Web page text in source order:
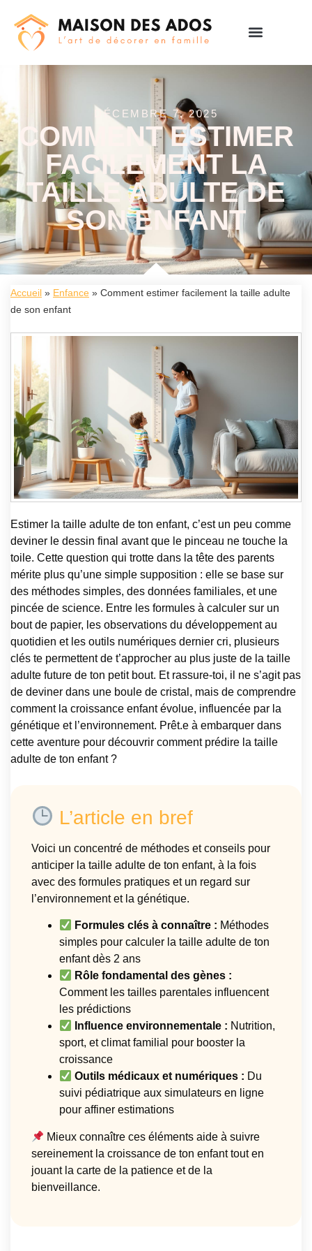
DÉCEMBRE 7, 2025
COMMENT ESTIMER
FACILEMENT LA
TAILLE ADULTE DE
SON ENFANT
Accueil » Enfance » Comment estimer facilement la taille adulte
de son enfant
Estimer la taille adulte de ton enfant, c’est un peu comme
deviner le dessin final avant que le pinceau ne touche la
toile. Cette question qui trotte dans la tête des parents
mérite plus qu’une simple supposition : elle se base sur
des méthodes simples, des données familiales, et une
pincée de science. Entre les formules à calculer sur un
bout de papier, les observations du développement au
quotidien et les outils numériques dernier cri, plusieurs
clés te permettent de t’approcher au plus juste de la taille
adulte future de ton petit bout. Et rassure-toi, il ne s’agit pas
de deviner dans une boule de cristal, mais de comprendre
comment la croissance enfant évolue, influencée par la
génétique et l’environnement. Prêt.e à embarquer dans
cette aventure pour découvrir comment prédire la taille
adulte de ton enfant ?
L’article en bref
Voici un concentré de méthodes et conseils pour
anticiper la taille adulte de ton enfant, à la fois
avec des formules pratiques et un regard sur
l’environnement et la génétique.
Formules clés à connaître : Méthodes
simples pour calculer la taille adulte de ton
enfant dès 2 ans
Rôle fondamental des gènes :
Comment les tailles parentales influencent
les prédictions
Influence environnementale : Nutrition,
sport, et climat familial pour booster la
croissance
Outils médicaux et numériques : Du
suivi pédiatrique aux simulateurs en ligne
pour affiner estimations
Mieux connaître ces éléments aide à suivre
sereinement la croissance de ton enfant tout en
jouant la carte de la patience et de la
bienveillance.